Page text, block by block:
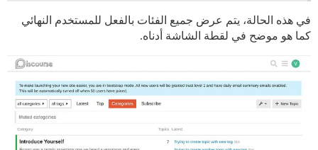
في هذه الحالة، يتم عرض جميع الفئات بالفعل للمستخدم النهائي
كما هو موضح في لقطة الشاشة أدناه.